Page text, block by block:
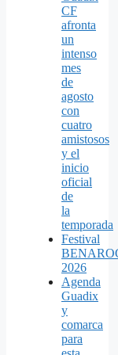
CF
afronta
un
intenso
mes
de
agosto
con
cuatro
amistosos
y el
inicio
oficial
de
la
temporada
Festival
2026
Agenda
Guadix
y
comarca
para